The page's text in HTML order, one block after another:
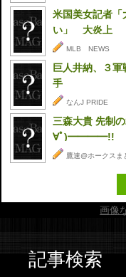
米国美女記者
い」 大炎上
MLB NEWS
巨人井納、３
手
なんJ PRIDE
三森大貴 先制
∀ﾟ)━━━━!!
鷹速@ホークスま
画像
記事検索